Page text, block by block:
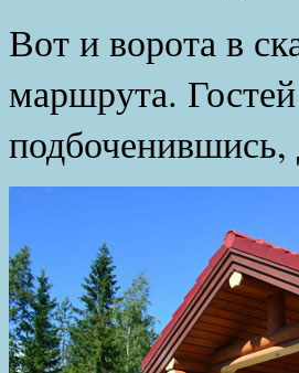
Вот и ворота в
маршрута.